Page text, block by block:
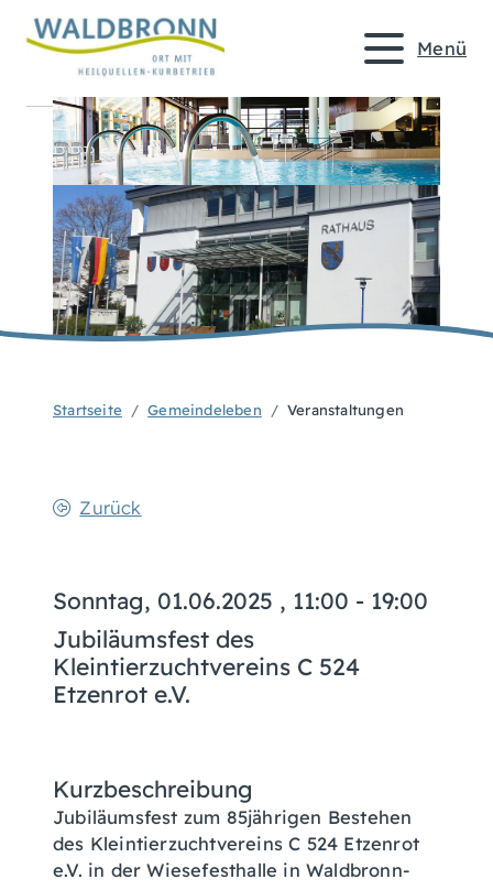
Menü
Startseite Gemeindeleben Veranstaltungen
Zurück
Sonntag, 01.06.2025 , 11:00 - 19:00
Jubiläumsfest des
Kleintierzuchtvereins C 524
Etzenrot e.V.
Kurzbeschreibung
Jubiläumsfest zum 85jährigen Bestehen
des Kleintierzuchtvereins C 524 Etzenrot
e.V. in der Wiesefesthalle in Waldbronn-